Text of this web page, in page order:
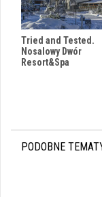
Tried and Tested.
Nosalowy Dwór
Resort&Spa
PODOBNE